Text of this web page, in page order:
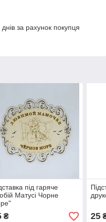
за рахунок покупця
під гаряче
Матусі Чорне
₴ 25